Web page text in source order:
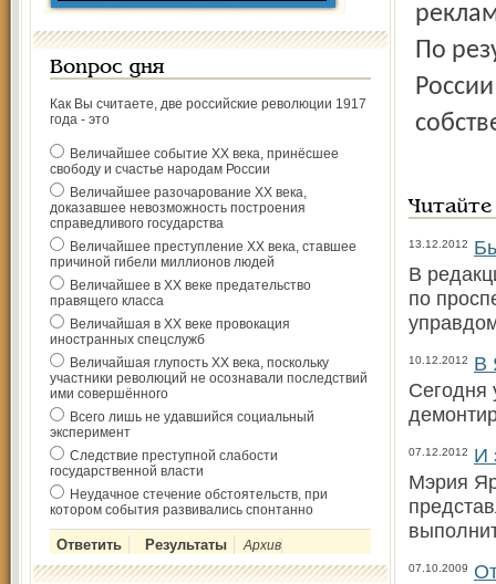
Вопрос дня
Как Вы считаете, две российские революции 1917
года - это
Величайшее событие ХХ века, принёсшее
свободу и счастье народам России
Величайшее разочарование ХХ века,
доказавшее невозможность построения
справедливого государства
Величайшее преступление ХХ века, ставшее
причиной гибели миллионов людей
Величайшее в ХХ веке предательство
правящего класса
Величайшая в ХХ веке провокация
иностранных спецслужб
Величайшая глупость ХХ века, поскольку
участники революций не осознавали последствий
ими совершённого
Всего лишь не удавшийся социальный
эксперимент
Следствие преступной слабости
государственной власти
Неудачное стечение обстоятельств, при
котором события развивались спонтанно
Архив
По
13.12.2012
В
по
10.12.2012
В
Сегодня
07.12.2012
И
Мэрия
07.10.2009